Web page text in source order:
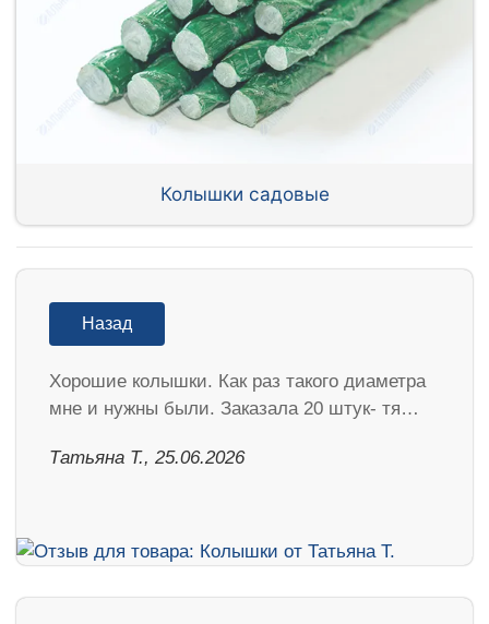
Колышки садовые
Назад
Хорошие колышки. Как раз такого диаметра
мне и нужны были. Заказала 20 штук- тя…
Татьяна Т., 25.06.2026